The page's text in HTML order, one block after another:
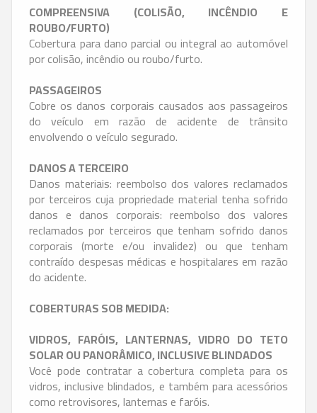
COMPREENSIVA (COLISÃO, INCÊNDIO E
ROUBO/FURTO)
Cobertura para dano parcial ou integral ao automóvel
por colisão, incêndio ou roubo/furto.
PASSAGEIROS
Cobre os danos corporais causados aos passageiros
do veículo em razão de acidente de trânsito
envolvendo o veículo segurado.
DANOS A TERCEIRO
Danos materiais: reembolso dos valores reclamados
por terceiros cuja propriedade material tenha sofrido
danos e danos corporais: reembolso dos valores
reclamados por terceiros que tenham sofrido danos
corporais (morte e/ou invalidez) ou que tenham
contraído despesas médicas e hospitalares em razão
do acidente.
COBERTURAS SOB MEDIDA:
VIDROS, FARÓIS, LANTERNAS, VIDRO DO TETO
SOLAR OU PANORÂMICO, INCLUSIVE BLINDADOS
Você pode contratar a cobertura completa para os
vidros, inclusive blindados, e também para acessórios
como retrovisores, lanternas e faróis.